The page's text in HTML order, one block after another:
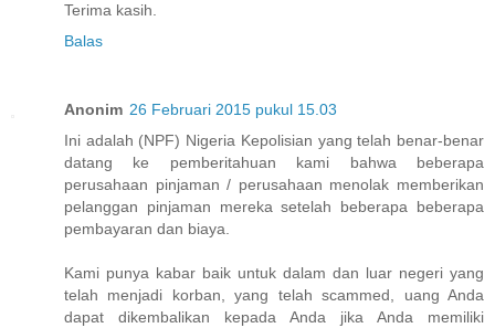
Terima kasih.
Balas
Anonim 26 Februari 2015 pukul 15.03
Ini adalah (NPF) Nigeria Kepolisian yang telah benar-benar
datang ke pemberitahuan kami bahwa beberapa
perusahaan pinjaman / perusahaan menolak memberikan
pelanggan pinjaman mereka setelah beberapa beberapa
pembayaran dan biaya.
Kami punya kabar baik untuk dalam dan luar negeri yang
telah menjadi korban, yang telah scammed, uang Anda
dapat dikembalikan kepada Anda jika Anda memiliki